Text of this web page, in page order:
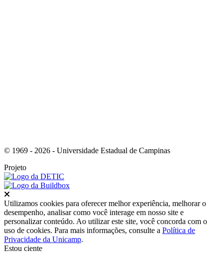
© 1969 - 2026 - Universidade Estadual de Campinas
Projeto
Utilizamos cookies para oferecer melhor experiência, melhorar o
desempenho, analisar como você interage em nosso site e
personalizar conteúdo. Ao utilizar este site, você concorda com o
uso de cookies. Para mais informações, consulte a Política de
Privacidade da Unicamp.
Estou ciente